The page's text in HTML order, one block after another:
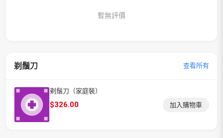
暫無評價
剃鬚刀 查看所有
剃鬚刀（家庭裝）
$326.00 加入購物車